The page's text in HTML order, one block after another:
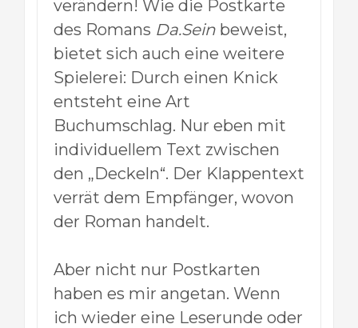
verändern! Wie die Postkarte
des Romans Da.Sein beweist,
bietet sich auch eine weitere
Spielerei: Durch einen Knick
entsteht eine Art
Buchumschlag. Nur eben mit
individuellem Text zwischen
den „Deckeln“. Der Klappentext
verrät dem Empfänger, wovon
der Roman handelt.
Aber nicht nur Postkarten
haben es mir angetan. Wenn
ich wieder eine Leserunde oder